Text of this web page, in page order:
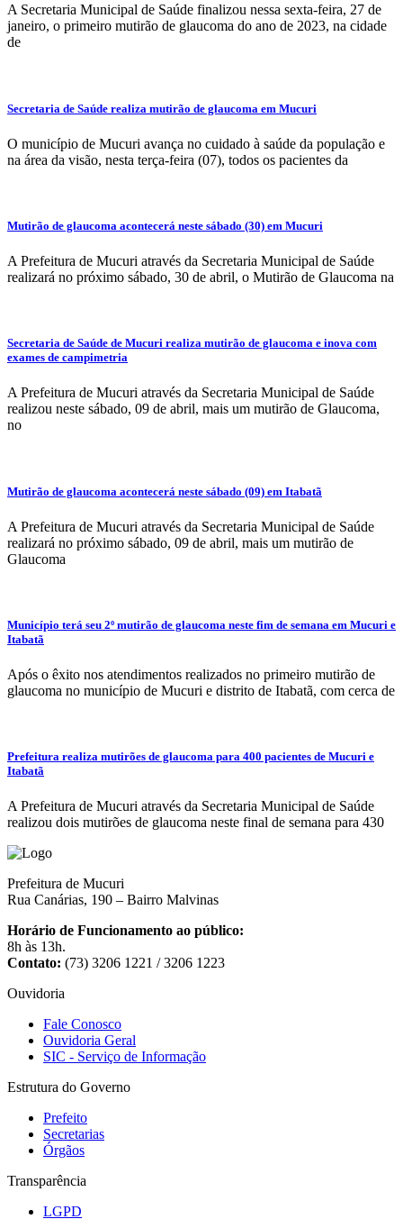
A Secretaria Municipal de Saúde finalizou nessa sexta-feira, 27 de
janeiro, o primeiro mutirão de glaucoma do ano de 2023, na cidade
de
Secretaria de Saúde realiza mutirão de glaucoma em Mucuri
O município de Mucuri avança no cuidado à saúde da população e
na área da visão, nesta terça-feira (07), todos os pacientes da
Mutirão de glaucoma acontecerá neste sábado (30) em Mucuri
A Prefeitura de Mucuri através da Secretaria Municipal de Saúde
realizará no próximo sábado, 30 de abril, o Mutirão de Glaucoma na
Secretaria de Saúde de Mucuri realiza mutirão de glaucoma e inova com
exames de campimetria
A Prefeitura de Mucuri através da Secretaria Municipal de Saúde
realizou neste sábado, 09 de abril, mais um mutirão de Glaucoma,
no
Mutirão de glaucoma acontecerá neste sábado (09) em Itabatã
A Prefeitura de Mucuri através da Secretaria Municipal de Saúde
realizará no próximo sábado, 09 de abril, mais um mutirão de
Glaucoma
Município terá seu 2º mutirão de glaucoma neste fim de semana em Mucuri e
Itabatã
Após o êxito nos atendimentos realizados no primeiro mutirão de
glaucoma no município de Mucuri e distrito de Itabatã, com cerca de
Prefeitura realiza mutirões de glaucoma para 400 pacientes de Mucuri e
Itabatã
A Prefeitura de Mucuri através da Secretaria Municipal de Saúde
realizou dois mutirões de glaucoma neste final de semana para 430
Prefeitura de Mucuri
Rua Canárias, 190 – Bairro Malvinas
Horário de Funcionamento ao público:
8h às 13h.
Contato: (73) 3206 1221 / 3206 1223
Ouvidoria
Fale Conosco
Ouvidoria Geral
SIC - Serviço de Informação
Estrutura do Governo
Prefeito
Secretarias
Órgãos
Transparência
LGPD